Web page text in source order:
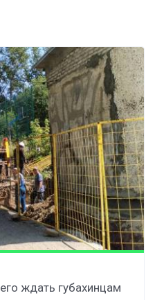
ждать губахинцам